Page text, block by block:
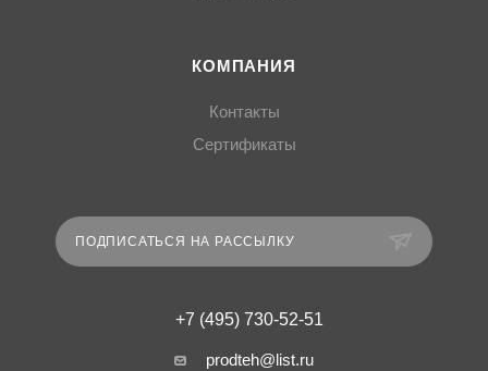
КОМПАНИЯ
Контакты
Сертификаты
ПОДПИСАТЬСЯ НА РАССЫЛКУ
+7 (495) 730-52-51
prodteh@list.ru